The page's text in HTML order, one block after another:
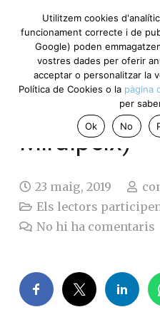
La
Barcelona
Miralpeix)
23 maig, 2019
Els lectors
No hi ha comentaris
Utilitzem cookies
funcionament correcte i de
Google) poden
vostres dades per oferir
acceptar o personalitzar la
Política de Cookies o la pàgina
per
Ok
No